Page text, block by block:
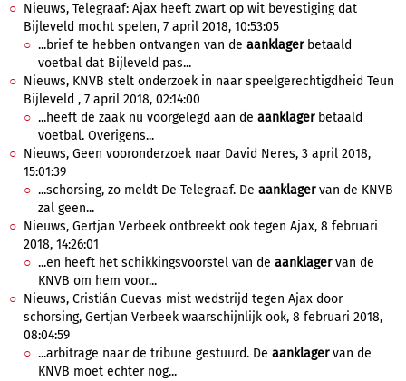
Nieuws, Telegraaf: Ajax heeft zwart op wit bevestiging dat
Bijleveld mocht spelen, 7 april 2018, 10:53:05
...brief te hebben ontvangen van de aanklagerbetaald
voetbal dat Bijleveld pas...
Nieuws, KNVB stelt onderzoek in naar speelgerechtigdheid Teun
Bijleveld , 7 april 2018, 02:14:00
...heeft de zaak nu voorgelegd aan de aanklagerbetaald
voetbal. Overigens...
Nieuws, Geen vooronderzoek naar David Neres, 3 april 2018,
15:01:39
...schorsing, zo meldt De Telegraaf. De aanklagervan de KNVB
zal geen...
Nieuws, Gertjan Verbeek ontbreekt ook tegen Ajax, 8 februari
2018, 14:26:01
...en heeft het schikkingsvoorstel van de aanklagervan de
KNVB om hem voor...
Nieuws, Cristián Cuevas mist wedstrijd tegen Ajax door
schorsing, Gertjan Verbeek waarschijnlijk ook, 8 februari 2018,
08:04:59
...arbitrage naar de tribune gestuurd. De aanklagervan de
KNVB moet echter nog...